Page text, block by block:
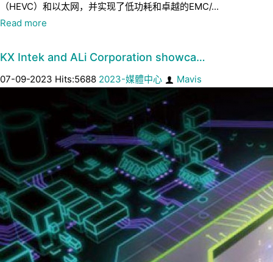
（HEVC）和以太网，并实现了低功耗和卓越的EMC/...
Read more
KX Intek and ALi Corporation showca…
07-09-2023 Hits:5688 2023-媒體中心 Mavis